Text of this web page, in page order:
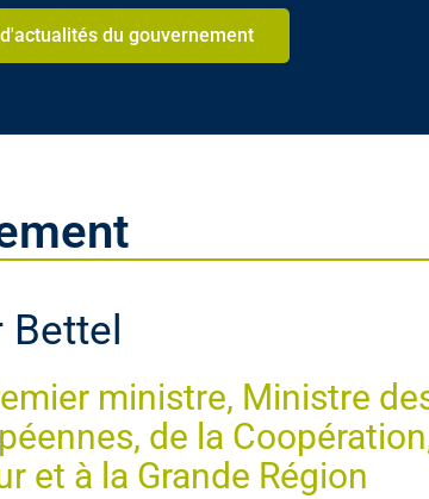
d'actualités du gouvernement
Bettel
ministre, Ministre
de la
et à la Grande Région